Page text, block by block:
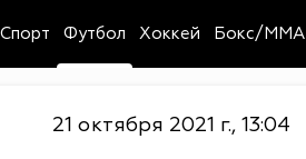
Спорт Футбол Хоккей Бокс/MMA
21 октября 2021 г., 13:04